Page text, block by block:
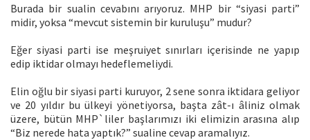
Burada bir sualin cevabını arıyoruz. MHP bir “siyasi parti”
midir, yoksa “mevcut sistemin bir kuruluşu” mudur?
Eğer siyasi parti ise meşruiyet sınırları içerisinde ne yapıp
edip iktidar olmayı hedeflemeliydi.
Elin oğlu bir siyasi parti kuruyor, 2 sene sonra iktidara geliyor
ve 20 yıldır bu ülkeyi yönetiyorsa, başta zât-ı âliniz olmak
üzere, bütün MHP`liler başlarımızı iki elimizin arasına alıp
“Biz nerede hata yaptık?” sualine cevap aramalıyız.